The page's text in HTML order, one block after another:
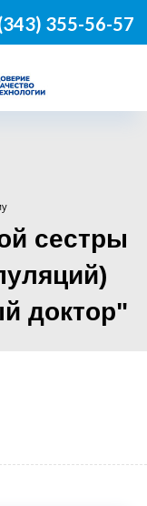
355-56-57
сестры
доктор"